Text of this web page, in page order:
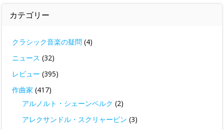
カテゴリー
クラシック音楽の疑問 (4)
ニュース (32)
レビュー (395)
作曲家 (417)
アルノルト・シェーンベルク (2)
アレクサンドル・スクリャービン (3)